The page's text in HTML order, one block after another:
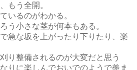
もう全開。
いるのがわかる。
う小さな茎が何本もある。
急な坂を上がったり下りたり、楽
り整備されるのが大変だと思う
りに楽しんでおいでのようで羨ま